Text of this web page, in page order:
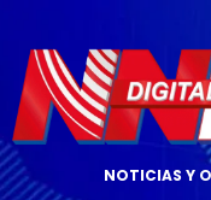
NOTICIAS Y